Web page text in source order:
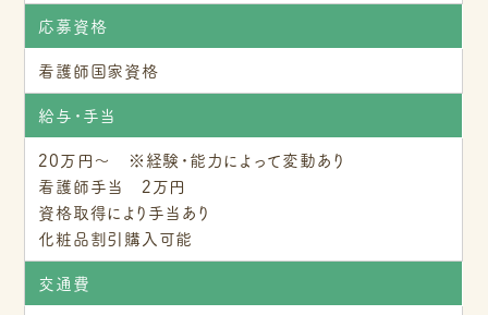
応募資格
看護師国家資格
給与・手当
20万円～ ※経験・能力によって変動あり
看護師手当 2万円
資格取得により手当あり
化粧品割引購入可能
交通費